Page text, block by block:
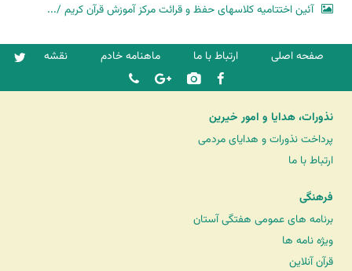
آئین اختتامیه کلاسهای حفظ و قرائت مرکز آموزش قرآن کریم /...
صفحه اصلی ارتباط با ما ماهنامه خادم نقشه
نذورات، هدایا و امور خیرین
پرداخت نذورات و هدایای مردمی
ارتباط با ما
فرهنگی
برنامه های عمومی هفتگی آستان
ویژه نامه ها
قرآن آنلاین